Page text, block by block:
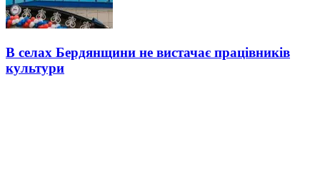
В селах Бердянщини не вистачає працівників
культури